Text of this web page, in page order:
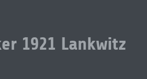
1921 Lankwitz